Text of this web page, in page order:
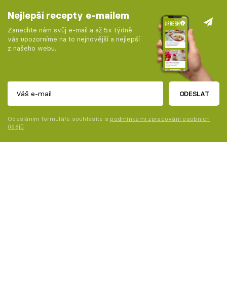
Nejlepší recepty e-mailem
Zanechte nám svůj e-mail a až 5x týdně
vás upozorníme na to nejnovější a nejlepší
z našeho webu.
ODESLAT
Odesláním formuláře souhlasíte s podmínkami zpracování osobních
údajů